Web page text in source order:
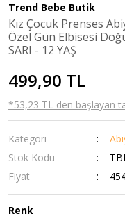
Trend Bebe Butik
Kız Çocuk Prenses
Özel Gün Elbisesi
SARI - 12 YAŞ
499,90 TL
*53,23 TL den başlayan
Kategori
Stok Kodu
Fiyat
Renk